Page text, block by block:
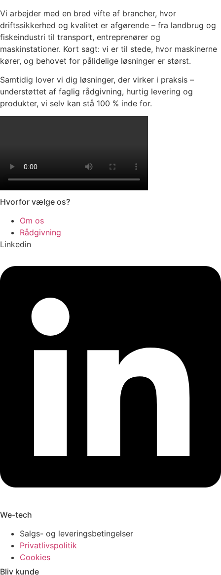
Vi arbejder med en bred vifte af brancher, hvor
driftssikkerhed og kvalitet er afgørende – fra landbrug og
fiskeindustri til transport, entreprenører og
maskinstationer. Kort sagt: vi er til stede, hvor maskinerne
kører, og behovet for pålidelige løsninger er størst.
Samtidig lover vi dig løsninger, der virker i praksis –
understøttet af faglig rådgivning, hurtig levering og
produkter, vi selv kan stå 100 % inde for.
Hvorfor vælge os?
Om os
Rådgivning
Linkedin
We-tech
Salgs- og leveringsbetingelser
Privatlivspolitik
Cookies
Bliv kunde